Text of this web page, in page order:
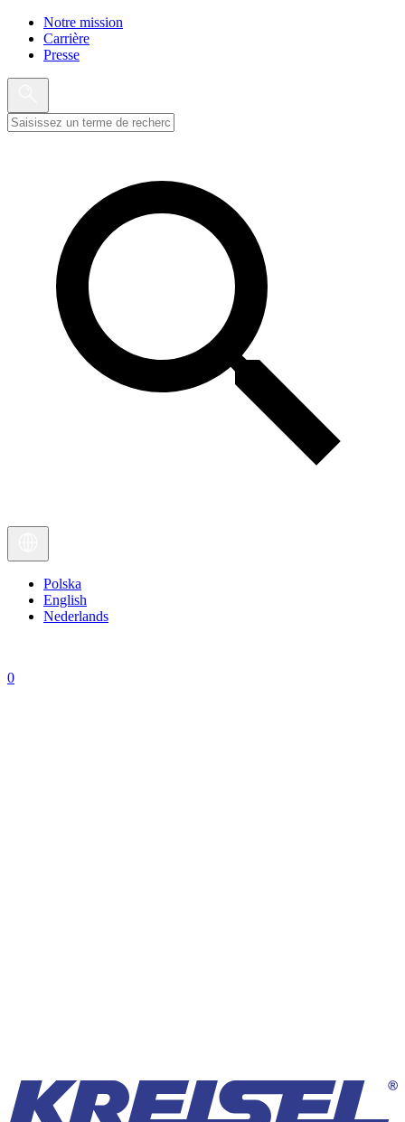
Notre mission
Carrière
Presse
Polska
English
Nederlands
0